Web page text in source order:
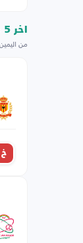
اخر 5 مباريات لكل فريق
من
خ